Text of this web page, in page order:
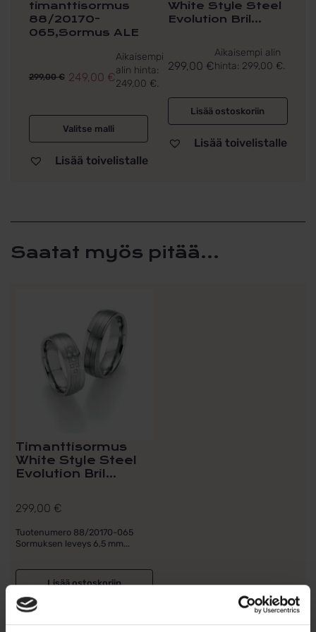
timanttisormus
88/20170-
065,Sormus ALE
299,00€
Alkuperäinen
oli:
299,00 €.
249,00 €
Nykyinen
on:
249,00 €.
Aikaisempi
alin hinta:
249,00 €.
Valitse malli
Lisää toivelistalle
White Style Steel
Evolution Bril...
299,00 €
Aikaisempi alin
hinta: 299,00 €.
Lisää ostoskoriin
Lisää toivelistalle
Saatat myös pitää...
Timanttisormus
White Style Steel
Evolution Bril...
299,00 €
Tuotenumero 88/20170-065
Sormuksen leveys 6,5 mm...
Lisää ostoskoriin